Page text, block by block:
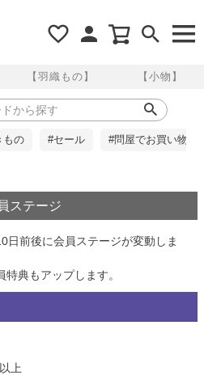
【羽織もの】 【小物】
もの #セール #問屋でお買い物
ステージ
日前後に会員ステージが変動しま
典もアップします。
上